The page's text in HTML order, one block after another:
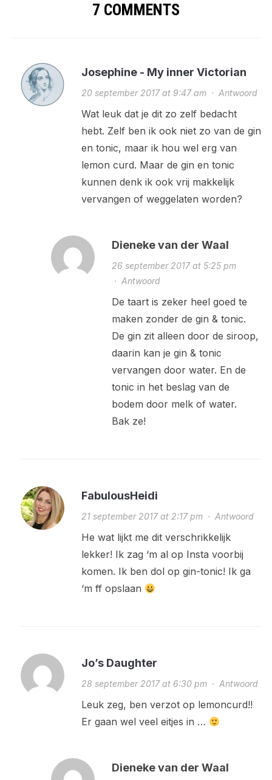
7 COMMENTS
Josephine - My inner Victorian
20 september 2017 at 9:47 am· Antwoord
Wat leuk dat je dit zo zelf bedacht
hebt. Zelf ben ik ook niet zo van de gin
en tonic, maar ik hou wel erg van
lemon curd. Maar de gin en tonic
kunnen denk ik ook vrij makkelijk
vervangen of weggelaten worden?
Dieneke van der Waal
26 september 2017 at 5:25 pm
· Antwoord
De taart is zeker heel goed te
maken zonder de gin & tonic.
De gin zit alleen door de siroop,
daarin kan je gin & tonic
vervangen door water. En de
tonic in het beslag van de
bodem door melk of water.
Bak ze!
FabulousHeidi
21 september 2017 at 2:17 pm· Antwoord
He wat lijkt me dit verschrikkelijk
lekker! Ik zag ‘m al op Insta voorbij
komen. Ik ben dol op gin-tonic! Ik ga
‘m ff opslaan
Jo’s Daughter
28 september 2017 at 6:30 pm· Antwoord
Leuk zeg, ben verzot op lemoncurd!!
Er gaan wel veel eitjes in …
Dieneke van der Waal